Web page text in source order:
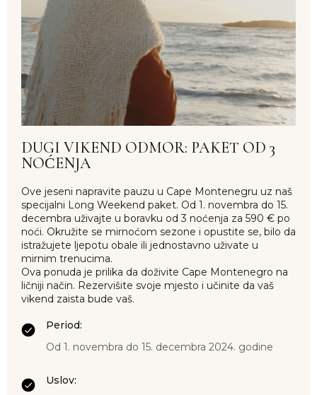
DUGI VIKEND ODMOR: PAKET OD 3
NOĆENJA
Ove jeseni napravite pauzu u Cape Montenegru uz naš
specijalni Long Weekend paket. Od 1. novembra do 15.
decembra uživajte u boravku od 3 noćenja za 590 € po
noći. Okružite se mirnoćom sezone i opustite se, bilo da
istražujete ljepotu obale ili jednostavno uživate u
mirnim trenucima.
Ova ponuda je prilika da doživite Cape Montenegro na
ličniji način. Rezervišite svoje mjesto i učinite da vaš
vikend zaista bude vaš.
Period:
Od 1. novembra do 15. decembra 2024. godine
Uslov: